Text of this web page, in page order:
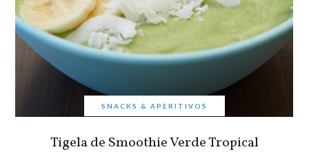
SNACKS & APERITIVOS
Tigela de Smoothie Verde Tropical